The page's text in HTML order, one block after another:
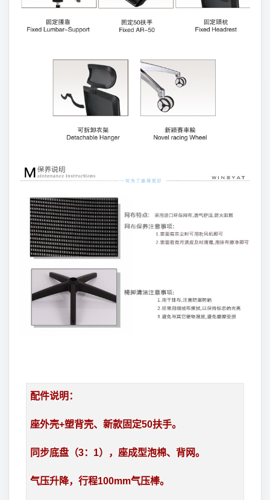
配件说明：
座外壳+塑背壳、新款固定50扶手。
同步底盘（3：1），座成型泡棉、背网。
气压升降，行程100mm气压棒。